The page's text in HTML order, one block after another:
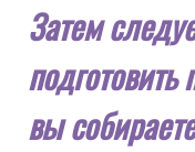
Затем
вы